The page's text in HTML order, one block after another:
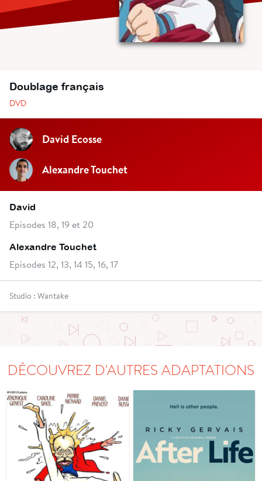
Doublage français
DVD
David Ecosse
Alexandre Touchet
David
Episodes 18, 19 et 20
Alexandre Touchet
Episodes 12, 13, 14 15, 16, 17
Studio : Wantake
DÉCOUVREZ D'AUTRES ADAPTATIONS